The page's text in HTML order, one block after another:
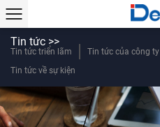
Tin tức >>
Tin tức triển lãm Tin tức của công ty
Tin tức về sự kiện